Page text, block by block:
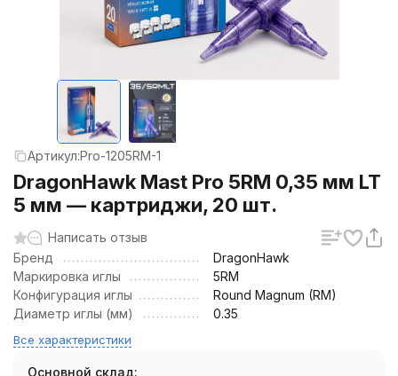
Артикул:Pro-1205RM-1
DragonHawk Mast Pro 5RM 0,35 мм LT
5 мм — картриджи, 20 шт.
Написать отзыв
Бренд
DragonHawk
Маркировка иглы
5RM
Конфигурация иглы
Round Magnum (RM)
Диаметр иглы (мм)
0.35
Все характеристики
Основной склад: